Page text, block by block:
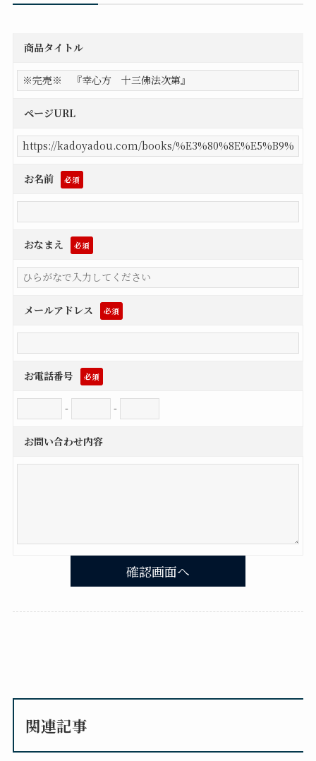
商品タイトル
ページURL
お名前 必須
おなまえ 必須
メールアドレス 必須
お電話番号 必須
- -
お問い合わせ内容
関連記事